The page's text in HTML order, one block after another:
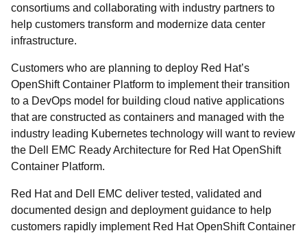
consortiums and collaborating with industry partners to
help customers transform and modernize data center
infrastructure.
Customers who are planning to deploy Red Hat’s
OpenShift Container Platform to implement their transition
to a DevOps model for building cloud native applications
that are constructed as containers and managed with the
industry leading Kubernetes technology will want to review
the Dell EMC Ready Architecture for Red Hat OpenShift
Container Platform.
Red Hat and Dell EMC deliver tested, validated and
documented design and deployment guidance to help
customers rapidly implement Red Hat OpenShift Container